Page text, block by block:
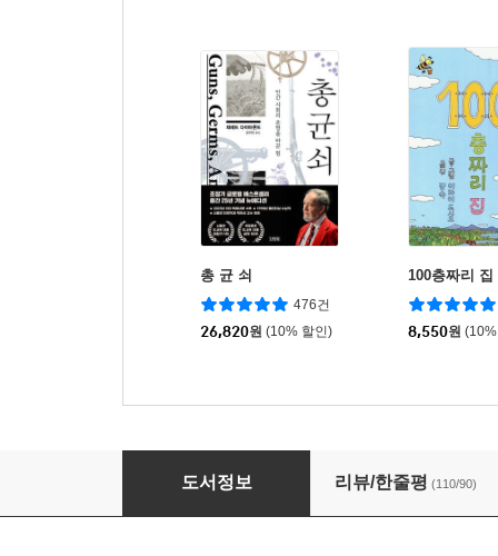
총 균 쇠
476건
26,820원 (10% 할인)
100층짜리 집
8,550원
소란스러운 세상 속 혼자를 위한 책
도서정보 리뷰/한줄평 (110/90)